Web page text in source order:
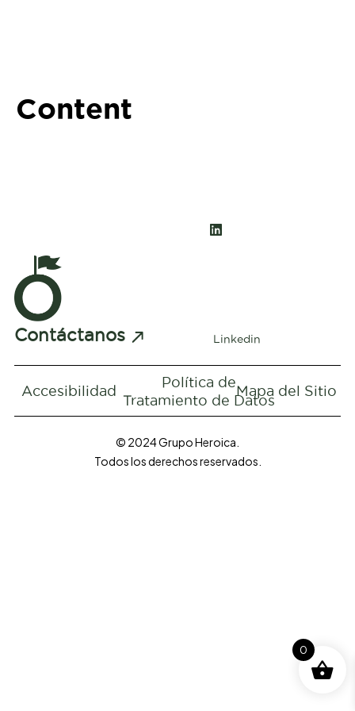
Content
Contáctanos Linkedin
Accesibilidad
Política de
Tratamiento de Datos
Mapa del Sitio
© 2024 Grupo Heroica.
Todos los derechos reservados.
0